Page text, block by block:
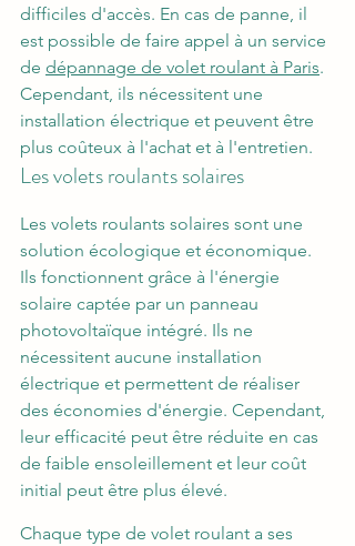
difficiles d'accès. En cas de panne, il
est possible de faire appel à un service
de dépannage de volet roulant à Paris.
Cependant, ils nécessitent une
installation électrique et peuvent être
plus coûteux à l'achat et à l'entretien.
Les volets roulants solaires
Les volets roulants solaires sont une
solution écologique et économique.
Ils fonctionnent grâce à l'énergie
solaire captée par un panneau
photovoltaïque intégré. Ils ne
nécessitent aucune installation
électrique et permettent de réaliser
des économies d'énergie. Cependant,
leur efficacité peut être réduite en cas
de faible ensoleillement et leur coût
initial peut être plus élevé.
Chaque type de volet roulant a ses